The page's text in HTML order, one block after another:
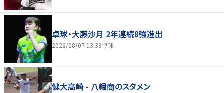
卓球・大藤沙月 2年連続8強進出
2026/08/07 13:39卓球
健大高崎 - 八幡商のスタメン